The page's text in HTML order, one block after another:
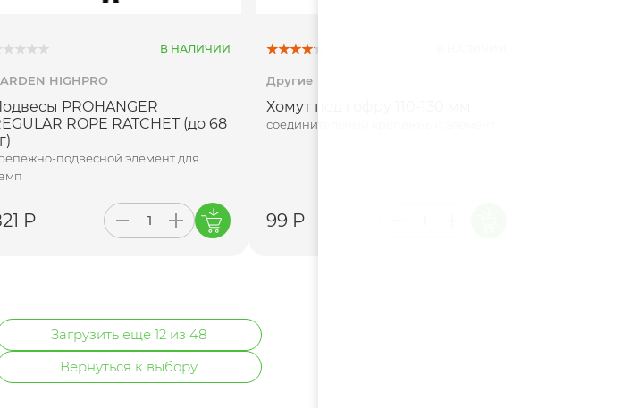
В НАЛИЧИИ
HIGHPRO
PROHANGER
ROPE RATCHET (до 68
подвесной элемент для
Р
Другие
Хомут под гофру 110-130 мм
соединительный крепежный элемент
99 Р
Загрузить еще 12 из 48
Вернуться к выбору